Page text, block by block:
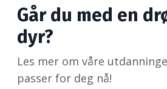
Går du med en
dyr?
Les mer om våre
passer for deg nå!